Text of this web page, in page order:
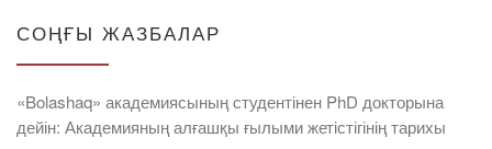
СОҢҒЫ ЖАЗБАЛАР
«Bolashaq» академиясының студентінен PhD докторына
дейін: Академияның алғашқы ғылыми жетістігінің тарихы